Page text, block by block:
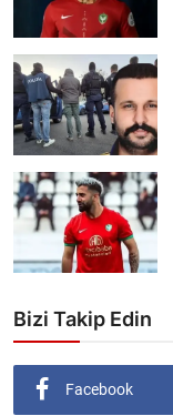
Bizi Takip Edin
Facebook